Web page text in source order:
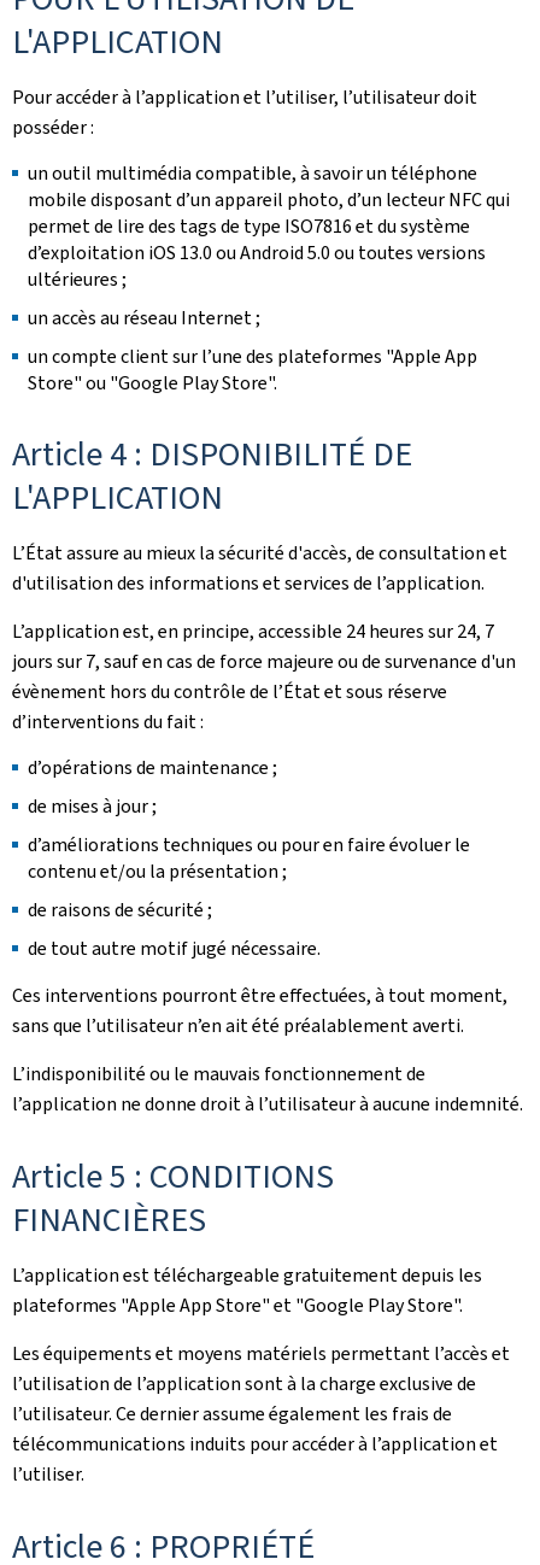
L'APPLICATION
Pour accéder à l’application et l’utiliser, l’utilisateur doit
posséder :
un outil multimédia compatible, à savoir un téléphone
mobile disposant d’un appareil photo, d’un lecteur NFC qui
permet de lire des tags de type ISO7816 et du système
d’exploitation iOS 13.0 ou Android 5.0 ou toutes versions
ultérieures ;
un accès au réseau Internet ;
un compte client sur l’une des plateformes "Apple App
Store" ou "Google Play Store".
Article 4 : DISPONIBILITÉ DE
L'APPLICATION
L’État assure au mieux la sécurité d'accès, de consultation et
d'utilisation des informations et services de l’application.
L’application est, en principe, accessible 24 heures sur 24, 7
jours sur 7, sauf en cas de force majeure ou de survenance d'un
évènement hors du contrôle de l’État et sous réserve
d’interventions du fait :
d’opérations de maintenance ;
de mises à jour ;
d’améliorations techniques ou pour en faire évoluer le
contenu et/ou la présentation ;
de raisons de sécurité ;
de tout autre motif jugé nécessaire.
Ces interventions pourront être effectuées, à tout moment,
sans que l’utilisateur n’en ait été préalablement averti.
L’indisponibilité ou le mauvais fonctionnement de
l’application ne donne droit à l’utilisateur à aucune indemnité.
Article 5 : CONDITIONS
FINANCIÈRES
L’application est téléchargeable gratuitement depuis les
plateformes "Apple App Store" et "Google Play Store".
Les équipements et moyens matériels permettant l’accès et
l’utilisation de l’application sont à la charge exclusive de
l’utilisateur. Ce dernier assume également les frais de
télécommunications induits pour accéder à l’application et
l’utiliser.
Article 6 : PROPRIÉTÉ